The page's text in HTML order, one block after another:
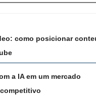
como posicionar
a IA em um mercado